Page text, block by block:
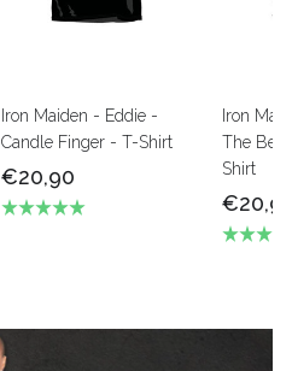
Iron Maiden - Eddie -
Candle Finger - T-Shirt
€20,90
Iron
The
Shirt